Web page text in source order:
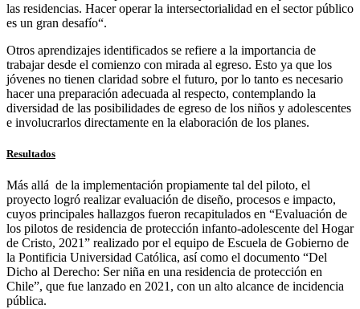
las residencias. Hacer operar la intersectorialidad en el sector público
es un gran desafío“.
Otros aprendizajes identificados se refiere a la importancia de
trabajar desde el comienzo con mirada al egreso. Esto ya que los
jóvenes no tienen claridad sobre el futuro, por lo tanto es necesario
hacer una preparación adecuada al respecto, contemplando la
diversidad de las posibilidades de egreso de los niños y adolescentes
e involucrarlos directamente en la elaboración de los planes.
Resultados
Más allá de la implementación propiamente tal del piloto, el
proyecto logró realizar evaluación de diseño, procesos e impacto,
cuyos principales hallazgos fueron recapitulados en “Evaluación de
los pilotos de residencia de protección infanto-adolescente del Hogar
de Cristo, 2021” realizado por el equipo de Escuela de Gobierno de
la Pontificia Universidad Católica, así como el documento “Del
Dicho al Derecho: Ser niña en una residencia de protección en
Chile”, que fue lanzado en 2021, con un alto alcance de incidencia
pública.